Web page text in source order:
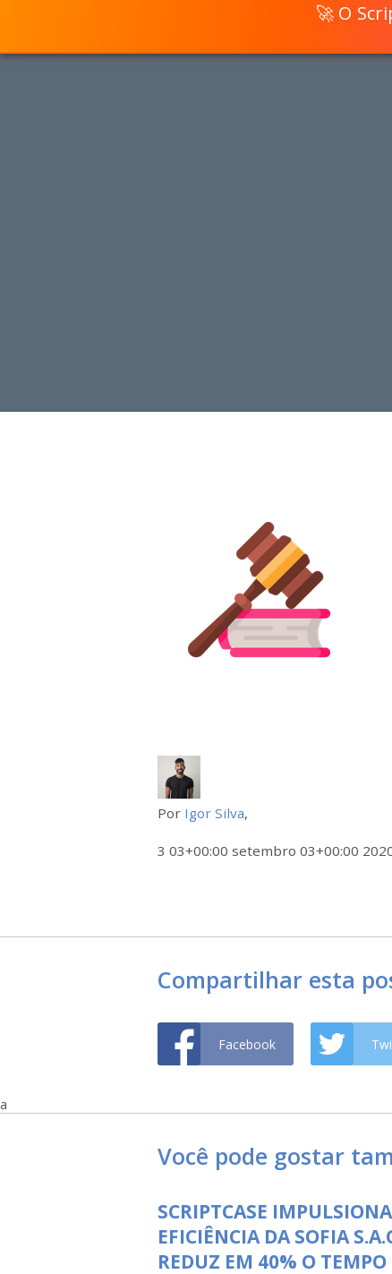
Por Igor Silva,
3 03+00:00 setembro 03+00:00
Compartilhar esta
Facebook
a
Você pode gostar
SCRIPTCASE
EFICIÊNCIA DA SOFIA
REDUZ EM 40% O TEMPO
🚀 O